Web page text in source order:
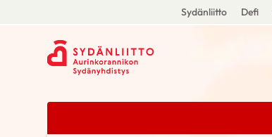
Sydänliitto Defi